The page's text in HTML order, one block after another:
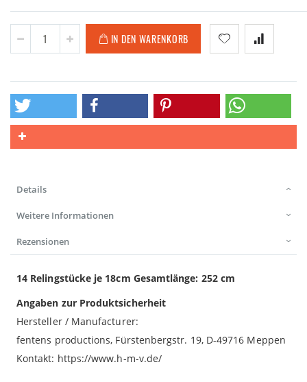
IN DEN WARENKORB
Details
Weitere Informationen
Rezensionen
14 Relingstücke je 18cm Gesamtlänge: 252 cm
Angaben zur Produktsicherheit
Hersteller / Manufacturer:
fentens productions, Fürstenbergstr. 19, D-49716 Meppen
Kontakt: https://www.h-m-v.de/